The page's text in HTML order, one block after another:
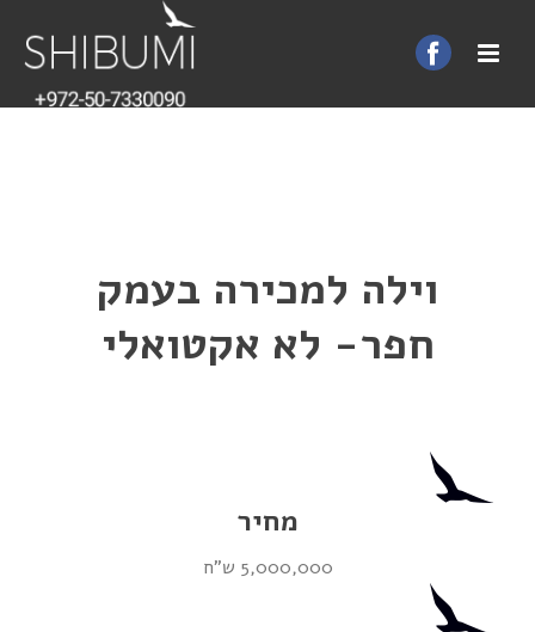
וילה למכירה בעמק
חפר- לא אקטואלי
מחיר
5,000,000 ש"ח